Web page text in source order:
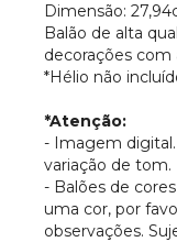
Dimensão:
Balão de alta
decorações com
*Hélio não
*Atenção:
- Imagem digital.
variação de tom.
- Balões de
uma cor, por
observações.